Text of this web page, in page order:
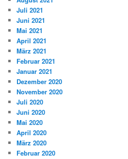
Juli 2021
Juni 2021
Mai 2021
April 2021
März 2021
Februar 2021
Januar 2021
Dezember 2020
November 2020
Juli 2020
Juni 2020
Mai 2020
April 2020
März 2020
Februar 2020